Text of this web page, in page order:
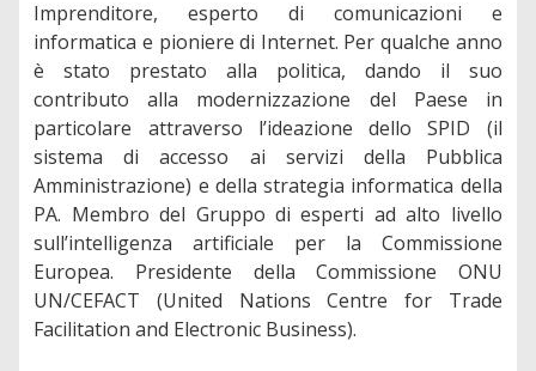
Imprenditore, esperto di comunicazioni e
informatica e pioniere di Internet. Per qualche anno
è stato prestato alla politica, dando il suo
contributo alla modernizzazione del Paese in
particolare attraverso l’ideazione dello SPID (il
sistema di accesso ai servizi della Pubblica
Amministrazione) e della strategia informatica della
PA. Membro del Gruppo di esperti ad alto livello
sull’intelligenza artificiale per la Commissione
Europea. Presidente della Commissione ONU
UN/CEFACT (United Nations Centre for Trade
Facilitation and Electronic Business).